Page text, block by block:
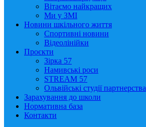
Вітаємо найкращих
Ми у ЗМІ
Новини шкільного життя
Спортивні новини
Відеолінійки
Проєкти
Зірка 57
Намивські роси
STREAM 57
Ольвійські студії партнерства
Зарахування до школи
Нормативна база
Контакти